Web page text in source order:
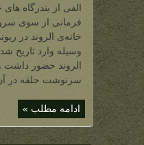
بندر
گاه
ها
از
مردم
کیردان)
الفی از بندرگاه
فرمانی از سوی
خانه‌ی الروند در
وسیله وارد تاریخ
الروند حضور داشت
سرنوشت حلقه در
ادامه مطلب »